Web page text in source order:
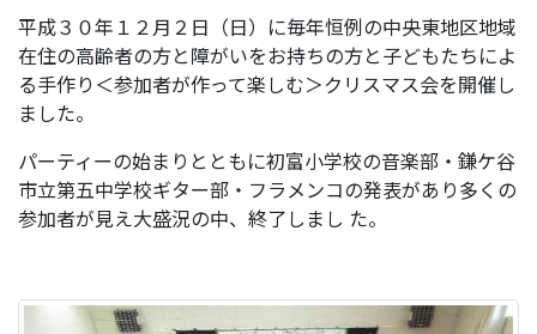
平成３０年１２月２日（日）に毎年恒例の中央東地区地域
在住の高齢者の方と障がいをお持ちの方と子どもたちによ
る手作り＜参加者が作って楽しむ＞クリスマス会を開催し
ました。
パーティーの始まりとともに初富小学校の音楽部・鎌ケ谷
市立第五中学校ギター部・フラメンコの発表があり多くの
参加者が見え大盛況の中、終了しまし た。